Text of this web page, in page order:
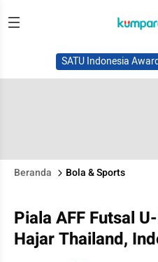
SATU Indonesia
Beranda Bola & Sports
Piala AFF Futsal
Hajar Thailand,